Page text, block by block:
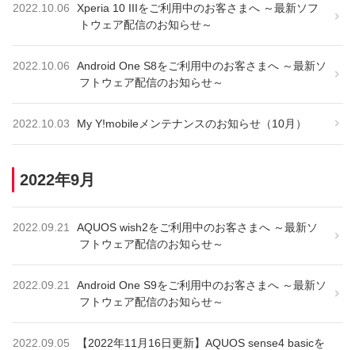
2022.10.06
Xperia 10 IIIをご利用中のお客さまへ ～最新ソフ
トウェア配信のお知らせ～
2022.10.06
Android One S8をご利用中のお客さまへ ～最新ソ
フトウェア配信のお知らせ～
2022.10.03 My Y!mobileメンテナンスのお知らせ（10月）
2022年9月
2022.09.21
AQUOS wish2をご利用中のお客さまへ ～最新ソ
フトウェア配信のお知らせ～
2022.09.21
Android One S9をご利用中のお客さまへ ～最新ソ
フトウェア配信のお知らせ～
2022.09.05
【2022年11月16日更新】AQUOS sense4 basicを